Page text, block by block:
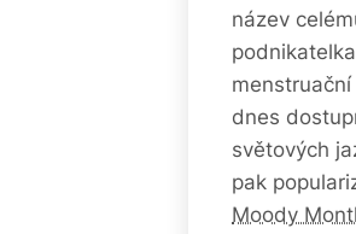
název
dnes
světových
pak
Moody